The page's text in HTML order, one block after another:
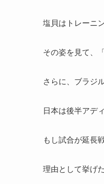
塩貝はトレーニ
その姿を見て、
さらに、ブラジ
日本は後半アデ
もし試合が延長
理由として挙げ